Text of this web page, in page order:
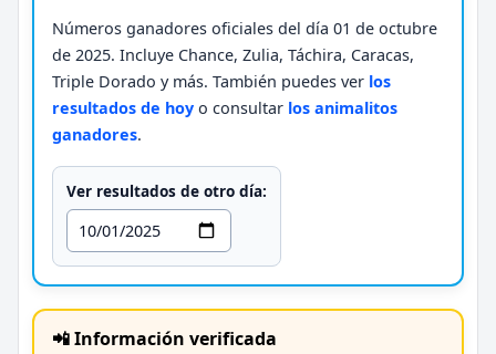
Números ganadores oficiales del día 01 de octubre
de 2025. Incluye Chance, Zulia, Táchira, Caracas,
Triple Dorado y más. También puedes ver los
resultados de hoy o consultar los animalitos
ganadores.
Ver resultados de otro día:
📲 Información verificada